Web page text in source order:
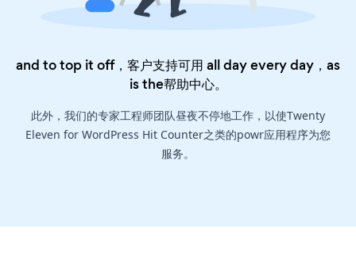
and to top it off，客户支持可用 all day every day，as
is the帮助中心。
此外，我们的专家工程师团队昼夜不停地工作，以使Twenty
Eleven for WordPress Hit Counter之类的powr应用程序为您
服务。